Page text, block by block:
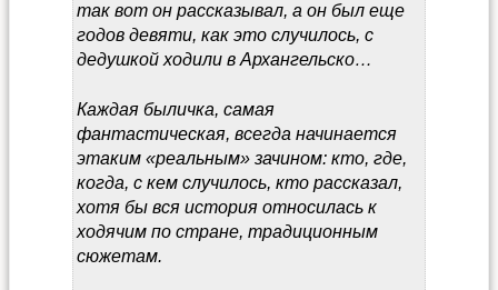
так вот он рассказывал, а он был еще
годов девяти, как это случилось, с
дедушкой ходили в Архангельско…
Каждая быличка, самая
фантастическая, всегда начинается
этаким «реальным» зачином: кто, где,
когда, с кем случилось, кто рассказал,
хотя бы вся история относилась к
ходячим по стране, традиционным
сюжетам.